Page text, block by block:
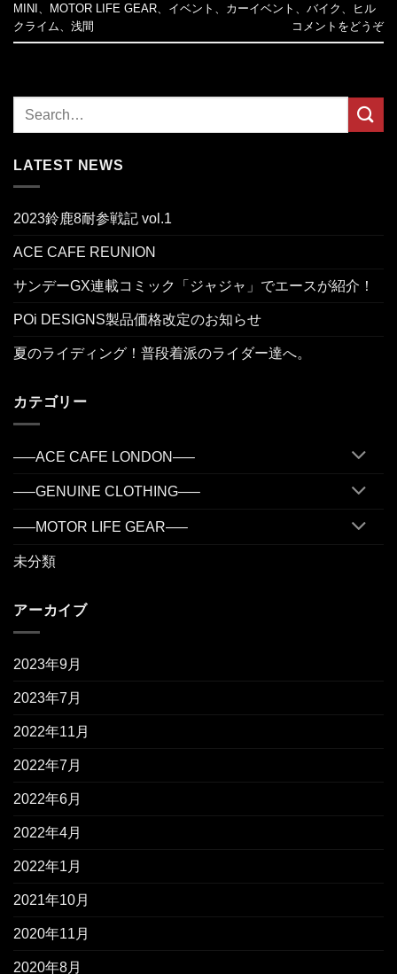
MINI
MOTOR LIFE GEAR イベント カーイベント バイク
ヒル
クライム
浅間 コメントをどうぞ
LATEST NEWS
2023鈴鹿8耐参戦記 vol.1
ACE CAFE REUNION
サンデーGX連載コミック「ジャジャ」でエースが紹介！
POi DESIGNS製品価格改定のお知らせ
夏のライディング！普段着派のライダー達へ。
カテゴリー
—–ACE CAFE LONDON—–
—–GENUINE CLOTHING—–
—–MOTOR LIFE GEAR—–
未分類
アーカイブ
2023年9月
2023年7月
2022年11月
2022年7月
2022年6月
2022年4月
2022年1月
2021年10月
2020年11月
2020年8月